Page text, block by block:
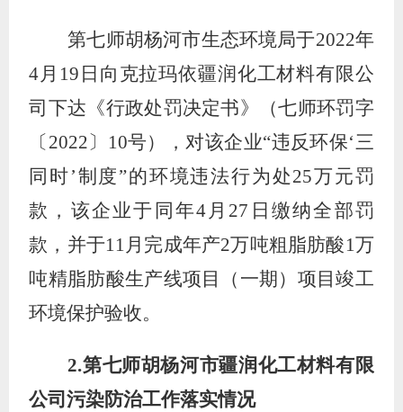
第七师胡杨河市生态环境局于2022年
4月 19 日向克拉玛依疆润化工材料有限公
司下达《行政处罚决定书》（七师环罚字
〔 2022〕 10号），对该企业“违反环保‘三
同时’制度”的环境违法行为处25万元罚
款，该企业于同年4 月 27 日缴纳全部罚
款，并于11月完成年产2万吨粗脂肪酸1万
吨精脂肪酸生产线项目（一期）项目竣工
环境保护验收。
2.第七师胡杨河市疆润化工材料有限
公司污染防治工作落实情况